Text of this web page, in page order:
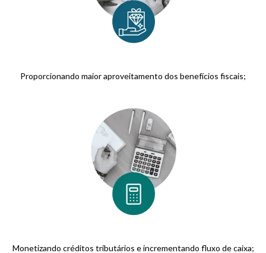
Proporcionando maior aproveitamento dos benefícios fiscais;
Monetizando créditos tributários e incrementando fluxo de caixa;